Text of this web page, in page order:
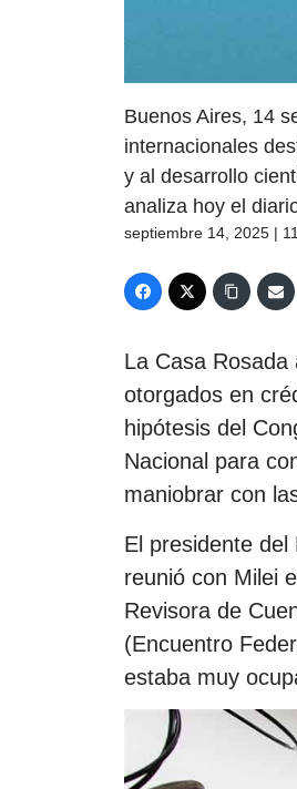
Buenos Aires, 14
internacionales
y al desarrollo
analiza hoy el
septiembre 14, 2025 |
La Casa
otorgados en
hipótesis del
Nacional para
maniobrar con
El presidente
reunió con Milei
Revisora de
(Encuentro
estaba muy